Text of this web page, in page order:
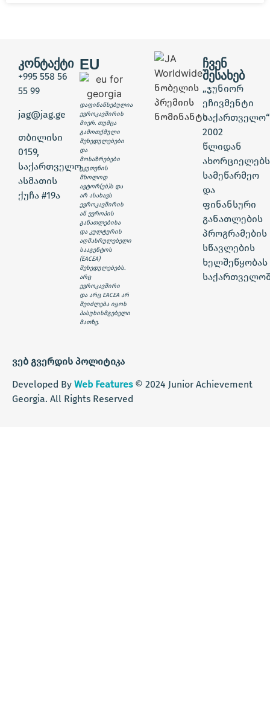
ᲙᲝᲜᲢᲐᲥᲢᲘ
+995 558 56
55 99
jag@jag.ge
თბილისი
0159,
საქართველო
ასმათის
ქუჩა #19ა
EU
დაფინანსებულია
ევროკავშირის
მიერ. თუმცა
გამოთქმული
შეხედულებები
და
მოსაზრებები
ეკუთვნის
მხოლოდ
ავტორ(ებ)ს და
არ ასახავს
ევროკავშირის
ან ევროპის
განათლებისა
და კულტურის
აღმასრულებელი
სააგენტოს
(EACEA)
შეხედულებებს.
არც
ევროკავშირი
და არც EACEA არ
შეიძლება იყოს
პასუხისმგებელი
მათზე.
ᲩᲕᲔᲜ
ᲨᲔᲡᲐᲮᲔᲑ
„ჯუნიორ
ეჩივმენტი
საქართველო“
2002
წლიდან
ახორციელებს
სამეწარმეო
და
ფინანსური
განათლების
პროგრამების
სწავლების
ხელშეწყობას
ვებ გვერდის პოლიტიკა
Developed By Web Features© 2024 Junior Achievement
Georgia. All Rights Reserved